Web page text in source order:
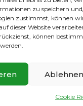
zu speichern
zustimmst, können
dieser Website
können
Ablehnen
Cookie
– überall
die ganze
bei Netto
und
viel Begeisterung
wir die Alben!